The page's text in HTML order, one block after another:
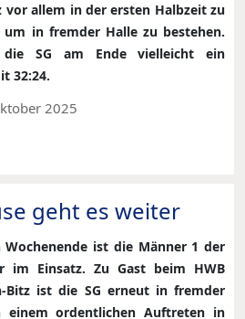
vor allem in der ersten Halbzeit zu
um in fremder Halle zu bestehen.
die SG am Ende vielleicht ein
32:24.
2025
geht es weiter
ist die Männer 1 der
im Einsatz. Zu Gast beim HWB
Bitz ist die SG erneut in fremder
einem ordentlichen Auftreten in